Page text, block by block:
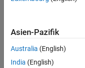
noch
keine
offenen
Asien-Pazifik
Australia (English)
India (English)